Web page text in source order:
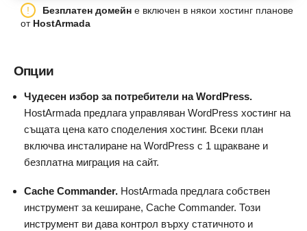
Безплатен домейн е включен в някои хостинг планове
от HostArmada
Опции
Чудесен избор за потребители на WordPress.
HostArmada предлага управляван WordPress хостинг на
същата цена като споделения хостинг. Всеки план
включва инсталиране на WordPress с 1 щракване и
безплатна миграция на сайт.
Cache Commander. HostArmada предлага собствен
инструмент за кеширане, Cache Commander. Този
инструмент ви дава контрол върху статичното и